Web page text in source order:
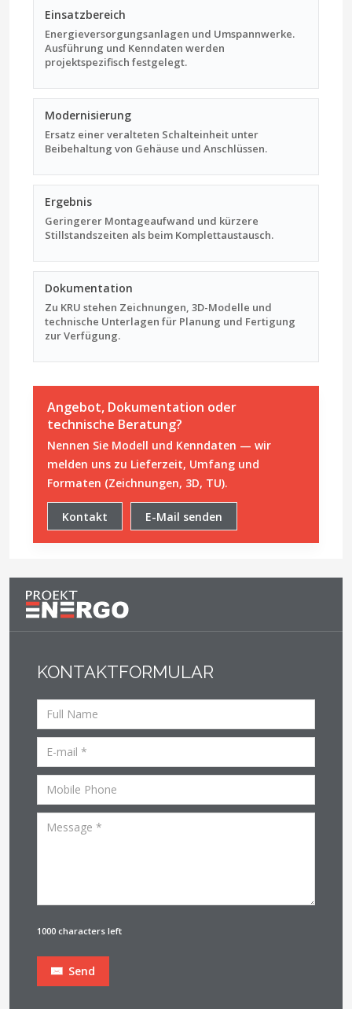
Einsatzbereich
Energieversorgungsanlagen und Umspannwerke.
Ausführung und Kenndaten werden
projektspezifisch festgelegt.
Modernisierung
Ersatz einer veralteten Schalteinheit unter
Beibehaltung von Gehäuse und Anschlüssen.
Ergebnis
Geringerer Montageaufwand und kürzere
Stillstandszeiten als beim Komplettaustausch.
Dokumentation
Zu KRU stehen Zeichnungen, 3D-Modelle und
technische Unterlagen für Planung und Fertigung
zur Verfügung.
Angebot, Dokumentation oder
technische Beratung?
Nennen Sie Modell und Kenndaten — wir
melden uns zu Lieferzeit, Umfang und
Formaten (Zeichnungen, 3D, TU).
Kontakt E-Mail senden
KONTAKTFORMULAR
1000 characters left
Send